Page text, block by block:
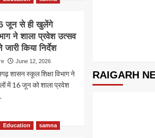
जून से ही खुलेंगे
ने शाला प्रवेश उत्सव
किया निर्देश
June 12, 2026
शासन स्कूल शिक्षा विभाग ने
में 16 जून को शाला प्रवेश
Education samna
RAIGARH